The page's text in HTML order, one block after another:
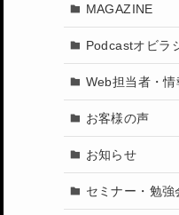
MAGAZINE
Podcastオビラ
Web担当者・情
お客様の声
お知らせ
セミナー・勉強